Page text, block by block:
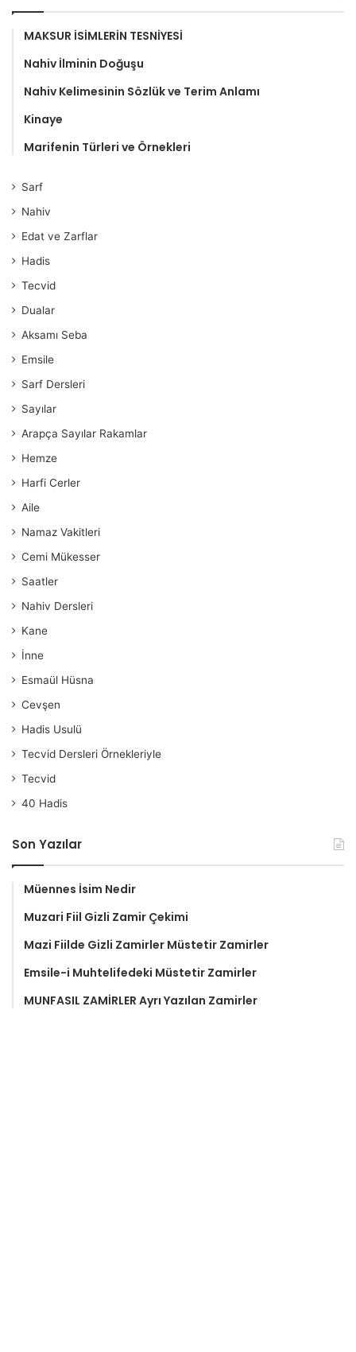
MAKSUR İSİMLERİN TESNİYESİ
Nahiv İlminin Doğuşu
Nahiv Kelimesinin Sözlük ve Terim Anlamı
Kinaye
Marifenin Türleri ve Örnekleri
Sarf
Nahiv
Edat ve Zarflar
Hadis
Tecvid
Dualar
Aksamı Seba
Emsile
Sarf Dersleri
Sayılar
Arapça Sayılar Rakamlar
Hemze
Harfi Cerler
Aile
Namaz Vakitleri
Cemi Mükesser
Saatler
Nahiv Dersleri
Kane
İnne
Esmaül Hüsna
Cevşen
Hadis Usulü
Tecvid Dersleri Örnekleriyle
Tecvid
40 Hadis
Son Yazılar
Müennes İsim Nedir
Muzari Fiil Gizli Zamir Çekimi
Mazi Fiilde Gizli Zamirler Müstetir Zamirler
Emsile-i Muhtelifedeki Müstetir Zamirler
MUNFASIL ZAMİRLER Ayrı Yazılan Zamirler